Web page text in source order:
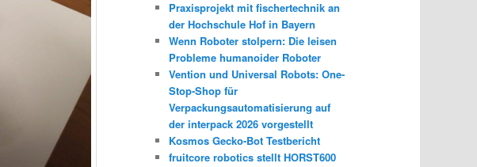
Praxisprojekt mit fischertechnik an
der Hochschule Hof in Bayern
Wenn Roboter stolpern: Die leisen
Probleme humanoider Roboter
Vention und Universal Robots: One-
Stop-Shop für
Verpackungsautomatisierung auf
der interpack 2026 vorgestellt
Kosmos Gecko-Bot Testbericht
fruitcore robotics stellt HORST600